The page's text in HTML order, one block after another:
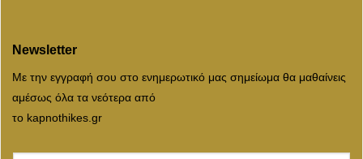
Newsletter
Με την εγγραφή σου στο ενημερωτικό μας σημείωμα θα μαθαίνεις
αμέσως όλα τα νεότερα από
το kapnothikes.gr